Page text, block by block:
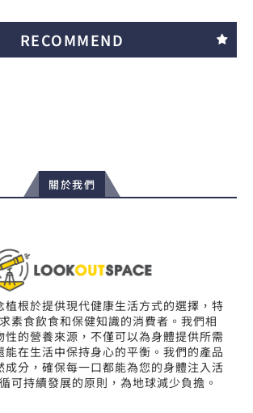
RECOMMEND
關於我們
植根於提供現代健康生活方式的選擇，特
素食飲食和保健知識的消費者。我們相
性的營養來源，不僅可以為身體提供所需
能在生活中保持身心的平衡。我們的產品
成分，確保每一口都能為您的身體注入活
可持續發展的原則，為地球減少負擔。